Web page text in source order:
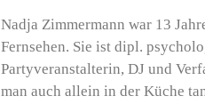
Nadja Zimmermann war 13
Fernsehen. Sie ist dipl.
Partyveranstalterin, DJ und
man auch allein in der Küche